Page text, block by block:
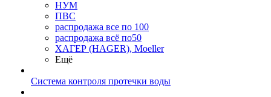
НУМ
ПВС
распродажа все по 100
распродажа всё по50
ХАГЕР (HAGER), Moeller
Ещё
Система контроля протечки воды